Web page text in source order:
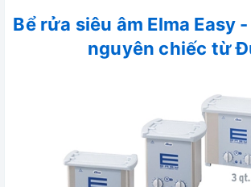
Bể rửa siêu âm Elma Easy
nguyên chiếc từ